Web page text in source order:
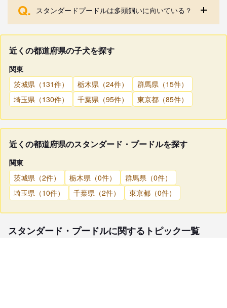
Q. スタンダードプードルは多頭飼いに向いている？
近くの都道府県の子犬を探す
関東
茨城県（131件）
栃木県（24件）
群馬県（15件）
埼玉県（130件）
千葉県（95件） 東京都（85件）
近くの都道府県のスタンダード・プードルを探す
関東
茨城県（2件）
栃木県（0件）
群馬県（0件）
埼玉県（10件）
千葉県（2件） 東京都（0件）
スタンダード・プードルに関するトピック一覧